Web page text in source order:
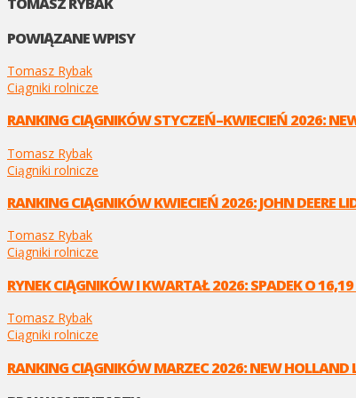
POWIĄZANE WPISY
Tomasz Rybak
Ciągniki rolnicze
RANKING CIĄGNIKÓW STYCZEŃ–KWIECIEŃ 2026:
Tomasz Rybak
Ciągniki rolnicze
RANKING CIĄGNIKÓW KWIECIEŃ 2026: JOHN DEERE
Tomasz Rybak
Ciągniki rolnicze
RYNEK CIĄGNIKÓW I KWARTAŁ 2026: SPADEK O
Tomasz Rybak
Ciągniki rolnicze
RANKING CIĄGNIKÓW MARZEC 2026: NEW HOLLAND